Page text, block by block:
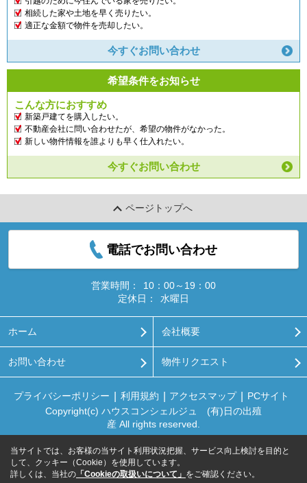
相続した家や土地を早く売りたい。
適正な金額で物件を売却したい。
今すぐお問い合わせ
希望条件をお知らせ
こんな方におすすめ
新築戸建てを購入したい。
不動産会社に問い合わせたが、希望の物件がなかった。
新しい物件情報を誰よりも早く仕入れたい。
今すぐお問い合わせ
ページトップへ
電話でお問い合わせ
営業時間：
10：00～19：00
定休日：
水曜日
ホーム 会社概要
お問い合わせ 物件リクエスト
プライバシーポリシー 利用規約 アクセスマップ
PCサイト
Copyright(c) ハウスコンシェルジュ (有)日の出殖
産 All rights reserved.
当サイトでは、お客様の当サイト利用状況把握、サービス向上検討を目的と
して、クッキー（Cookie）を使用しています。
詳しくは、当社の 「Cookieの取扱いについて」 をご確認ください。